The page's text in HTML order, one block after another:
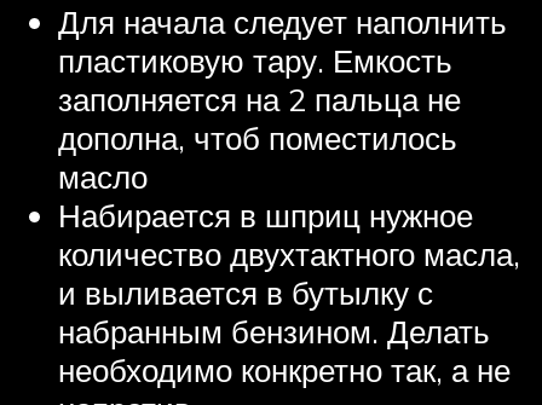
Для начала следует наполнить
пластиковую тару. Емкость
заполняется на 2 пальца не
дополна, чтоб поместилось
масло
Набирается в шприц нужное
количество двухтактного масла,
и выливается в бутылку с
набранным бензином. Делать
необходимо конкретно так, а не